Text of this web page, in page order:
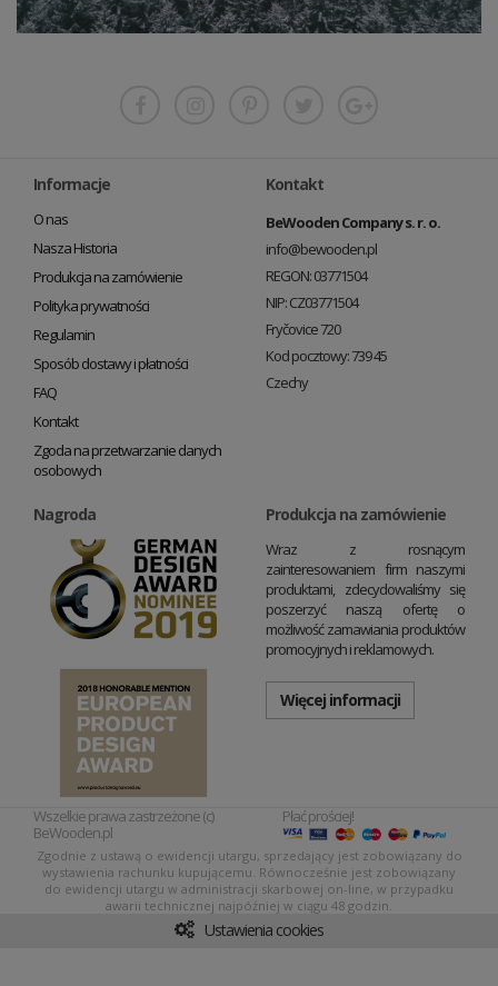
Informacje
O nas
Nasza Historia
Produkcja na zamówienie
Polityka prywatności
Regulamin
Sposób dostawy i płatności
FAQ
Kontakt
Zgoda na przetwarzanie danych
osobowych
Kontakt
BeWooden Company s. r. o.
info@bewooden.pl
REGON: 03771504
NIP: CZ03771504
Fryčovice 720
Kod pocztowy: 739 45
Czechy
Nagroda Produkcja na zamówienie
Wraz z rosnącym
zainteresowaniem firm naszymi
produktami, zdecydowaliśmy się
poszerzyć naszą ofertę o
możliwość zamawiania produktów
promocyjnych i reklamowych.
Więcej informacji
Wszelkie prawa zastrzeżone (c)
BeWooden.pl
Płać prościej!
Zgodnie z ustawą o ewidencji utargu, sprzedający jest zobowiązany do
wystawienia rachunku kupującemu. Równocześnie jest zobowiązany
do ewidencji utargu w administracji skarbowej on-line, w przypadku
awarii technicznej najpóźniej w ciągu 48 godzin.
Ustawienia cookies